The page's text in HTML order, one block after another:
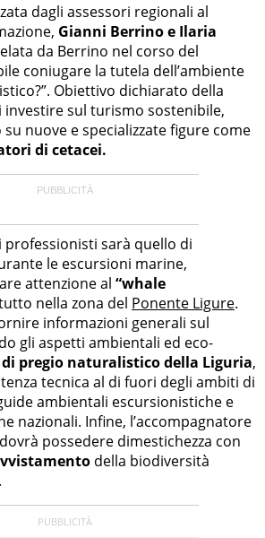
dagli assessori regionali al
Gianni Berrino e Ilaria
da Berrino nel corso del
coniugare la tutela dell’ambiente
Obiettivo dichiarato della
investire sul turismo sostenibile,
nuove e specializzate figure come
di cetacei.
sarà quello di
le escursioni marine,
attenzione al “whale
nella zona del Ponente Ligure.
informazioni generali sul
gli aspetti ambientali ed eco-
di pregio naturalistico della Liguria,
tecnica al di fuori degli ambiti di
ambientali escursionistiche e
nazionali. Infine, l’accompagnatore
possedere dimestichezza con
della biodiversità